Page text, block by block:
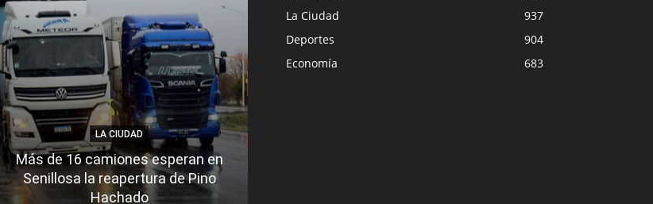
LA CIUDAD
Más de 16 camiones esperan en
Senillosa la reapertura de Pino
Hachado
La Ciudad
937
Deportes
904
Economía
683